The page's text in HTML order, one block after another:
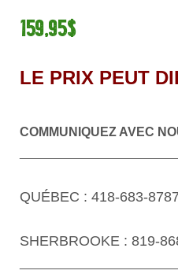
159,95$
LE PRIX PEUT
COMMUNIQUEZ AVEC
QUÉBEC : 418-683-8787
SHERBROOKE : 819-